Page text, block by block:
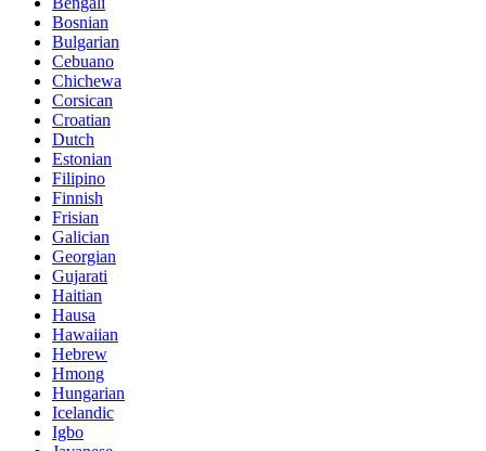
Bosnian
Bulgarian
Cebuano
Chichewa
Corsican
Croatian
Dutch
Estonian
Filipino
Finnish
Frisian
Galician
Georgian
Gujarati
Haitian
Hausa
Hawaiian
Hebrew
Hmong
Hungarian
Icelandic
Igbo